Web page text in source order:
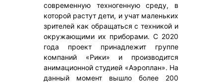
современную техногенную среду, в
которой растут дети, и учат маленьких
зрителей как обращаться с техникой и
окружающими их приборами. С 2020
года проект принадлежит группе
компаний «Рики» и производится
анимационной студией «Аэроплан». На
данный момент вышло более 200